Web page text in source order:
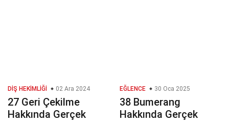
DIŞ HEKIMLIĞI 02 Ara 2024
27 Geri Çekilme
Hakkında Gerçek
EĞLENCE 30 Oca 2025
38 Bumerang
Hakkında Gerçek